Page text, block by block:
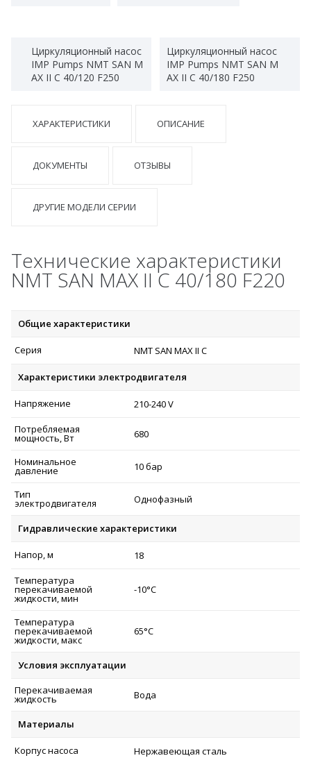
Циркуляционный насос
IMP Pumps NMT SAN M
AX II C 40/120 F250
Циркуляционный насос
IMP Pumps NMT SAN M
AX II C 40/180 F250
ХАРАКТЕРИСТИКИ ОПИСАНИЕ
ДОКУМЕНТЫ ОТЗЫВЫ
ДРУГИЕ МОДЕЛИ СЕРИИ
Технические характеристики
NMT SAN MAX II C 40/180 F220
Общие характеристики
Серия NMT SAN MAX II C
Характеристики электродвигателя
Напряжение
210-240 V
Потребляемая
мощность, Вт 680
Номинальное
давление 10 бар
Тип
электродвигателя Однофазный
Гидравлические характеристики
Напор, м
18
Температура
перекачиваемой
жидкости, мин
-10°C
Температура
перекачиваемой
жидкости, макс
65°C
Условия эксплуатации
Перекачиваемая
жидкость Вода
Материалы
Корпус насоса Нержавеющая сталь